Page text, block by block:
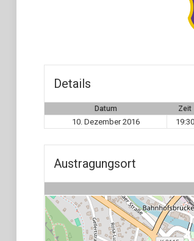
Details
Datum Zeit
10. Dezember 2016 19:30
Austragungsort